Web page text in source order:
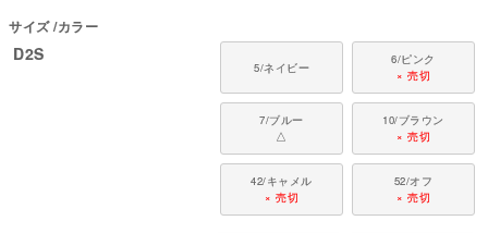
サイズ カラー
D2S
5/ネイビー
6/ピンク
× 売切
7/ブルー
△
10/ブラウン
× 売切
42/キャメル
× 売切
52/オフ
× 売切